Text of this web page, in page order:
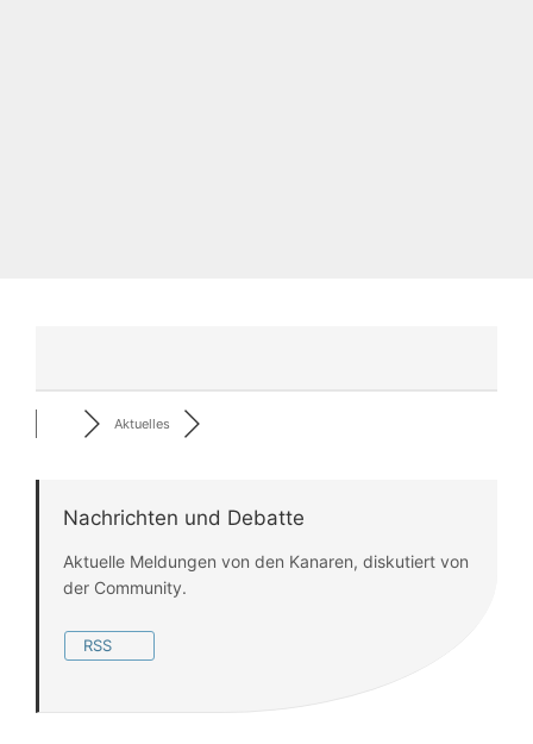
Aktuelles
Nachrichten und Debatte
Aktuelle Meldungen von den Kanaren, diskutiert von
der Community.
RSS